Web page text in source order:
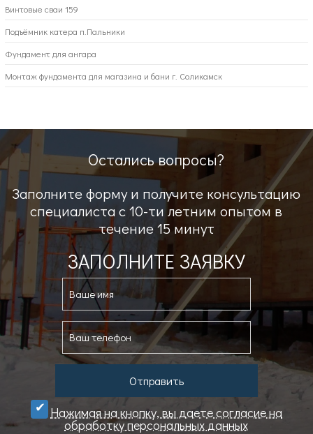
Винтовые сваи 159
Подъёмник катера п.Пальники
Фундамент для ангара
Монтаж фундамента для магазина и бани г. Соликамск
Остались вопросы?
Заполните форму и получите консультацию
специалиста с 10-ти летним опытом в
течение 15 минут
ЗАПОЛНИТЕ ЗАЯВКУ
Отправить
Нажимая на кнопку, вы даете cогласие на
обработку персональных данных